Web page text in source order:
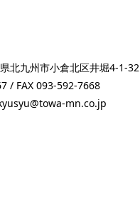
北九州市小倉北区井堀4-1-32
/ FAX 093-592-7668
mn.co.jp